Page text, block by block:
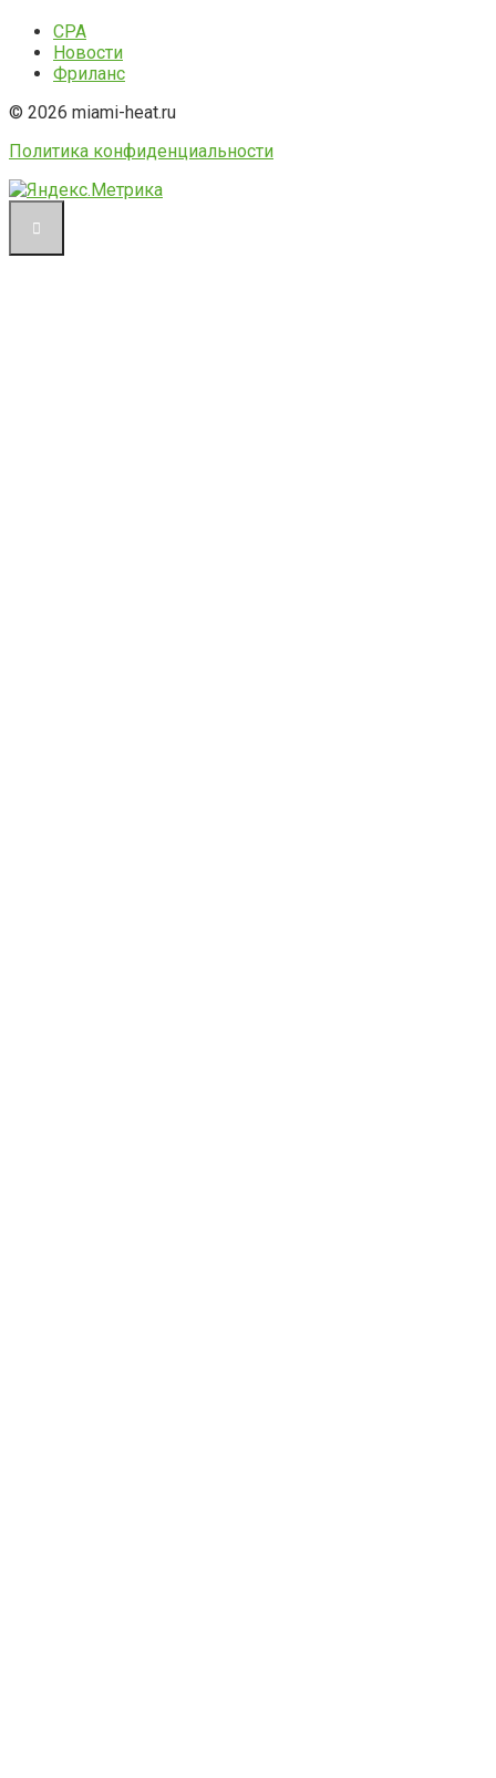
CPA
Новости
Фриланс
© 2026 miami-heat.ru
Политика конфиденциальности